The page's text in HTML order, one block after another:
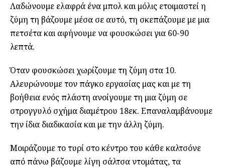
Λαδώνουμε ελαφρά ένα μπολ και μόλις ετοιμαστεί η
ζύμη τη βάζουμε μέσα σε αυτό, τη σκεπάζουμε με μια
πετσέτα και αφήνουμε να φουσκώσει για 60-90
λεπτά.
Όταν φουσκώσει χωρίζουμε τη ζύμη στα 10.
Αλευρώνουμε τον πάγκο εργασίας μας και με τη
βοήθεια ενός πλάστη ανοίγουμε τη μια ζύμη σε
στρογγυλό σχήμα διαμέτρου 18εκ. Επαναλαμβάνουμε
την ίδια διαδικασία και με την άλλη ζύμη.
Μοιράζουμε το τυρί στο κέντρο του κάθε καλτσόνε
από πάνω βάζουμε λίγη σάλτσα ντομάτας, τα